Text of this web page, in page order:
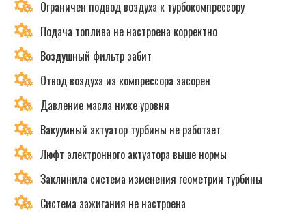
Ограничен подвод воздуха к турбокомпрессору
Подача топлива не настроена корректно
Воздушный фильтр забит
Отвод воздуха из компрессора засорен
Давление масла ниже уровня
Вакуумный актуатор турбины не работает
Люфт электронного актуатора выше нормы
Заклинила система изменения геометрии турбины
Система зажигания не настроена